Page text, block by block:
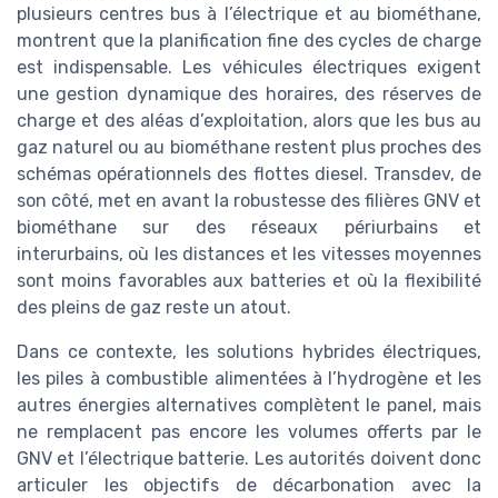
plusieurs centres bus à l’électrique et au biométhane,
montrent que la planification fine des cycles de charge
est indispensable. Les véhicules électriques exigent
une gestion dynamique des horaires, des réserves de
charge et des aléas d’exploitation, alors que les bus au
gaz naturel ou au biométhane restent plus proches des
schémas opérationnels des flottes diesel. Transdev, de
son côté, met en avant la robustesse des filières GNV et
biométhane sur des réseaux périurbains et
interurbains, où les distances et les vitesses moyennes
sont moins favorables aux batteries et où la flexibilité
des pleins de gaz reste un atout.
Dans ce contexte, les solutions hybrides électriques,
les piles à combustible alimentées à l’hydrogène et les
autres énergies alternatives complètent le panel, mais
ne remplacent pas encore les volumes offerts par le
GNV et l’électrique batterie. Les autorités doivent donc
articuler les objectifs de décarbonation avec la